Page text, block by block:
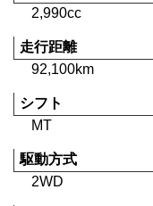
2,990cc
走行距離
92,100km
シフト
MT
駆動方式
2WD